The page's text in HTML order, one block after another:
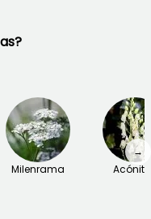
Milenrama
→